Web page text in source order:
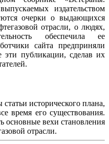
издательством
очерки о выдающихся
отрасли, о людях,
обеспечила ее
сайта предприняли
эти публикации, сделав их
исторического плана,
время его существования.
основные вехи становления
отрасли.